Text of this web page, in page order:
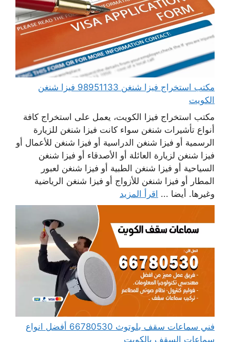
مكتب استخراج فيزا شنغن 98951133 فيزا شنغن
الكويت
مكتب استخراج فيزا الكويت، يعمل على استخراج كافة
أنواع تأشيرات شنغن سواء كانت فيزا شنغن للزيارة
الرسمية أو فيزا شنغن الدراسية أو فيزا شنغن للأعمال أو
فيزا شنغن لزيارة العائلة أو الأصدقاء أو فيزا شنغن
السياحية أو فيزا شنغن الطبية أو فيزا شنغن لعبور
المطار أو فيزا شنغن للأزواج أو فيزا شنغن الرياضية
وغيرها. أيضا ... اقرأ المزيد
فني سماعات سقف بلوتوث 66780530 أفضل انواع
سماعات السقف بالكويت